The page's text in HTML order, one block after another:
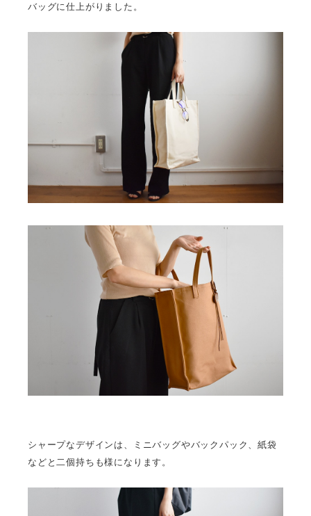
バッグに仕上がりました。
シャープなデザインは、ミニバッグやバックパック、紙袋
などと二個持ちも様になります。